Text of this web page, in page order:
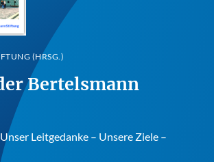
(HRSG.)
Bertelsmann
Leitgedanke – Unsere Ziele –